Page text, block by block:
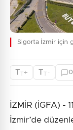
Sigorta İzmir için
TT+ TT - 0
İZMİR (İGFA) -
İzmir’de